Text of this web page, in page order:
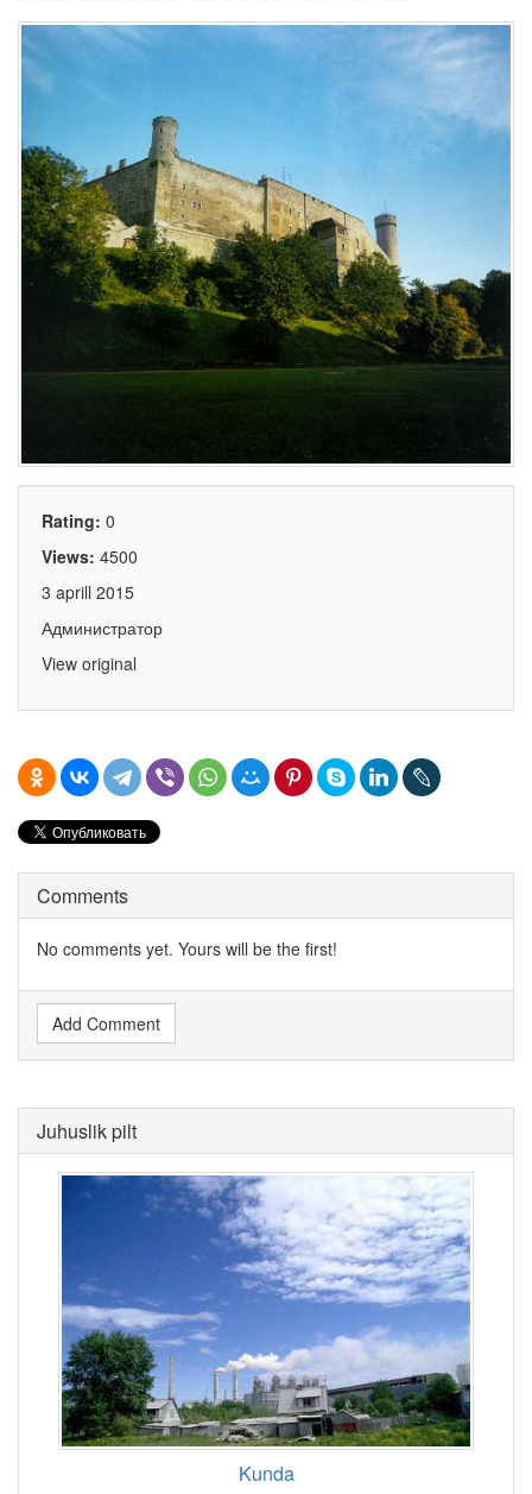
Rating: 0
Views: 4500
3 aprill 2015
Администратор
View original
Comments
No comments yet. Yours will be the first!
Add Comment
Juhuslik pilt
Kunda